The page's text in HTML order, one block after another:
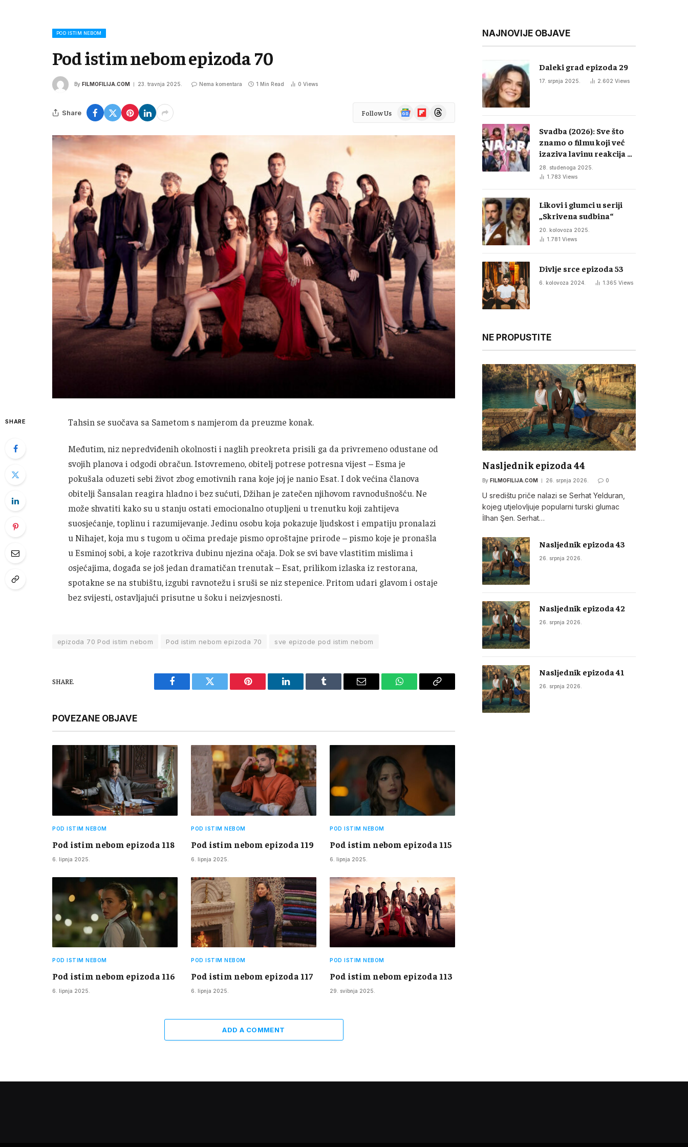
POD ISTIM NEBOM
Pod istim nebom epizoda 70
By FILMOFILIJA.COM 23. travnja 2025. Nema komentara 1 Min Read 0 Views
Share Follow Us
Google
News
FlipboardThreads
SHARE Tahsin se suočava sa Sametom s namjerom da preuzme konak.
Međutim, niz nepredviđenih okolnosti i naglih preokreta prisili ga da privremeno odustane od
svojih planova i odgodi obračun. Istovremeno, obitelj potrese potresna vijest – Esma je
pokušala oduzeti sebi život zbog emotivnih rana koje joj je nanio Esat. I dok većina članova
obitelji Šansalan reagira hladno i bez sućuti, Džihan je zatečen njihovom ravnodušnošću. Ne
može shvatiti kako su u stanju ostati emocionalno otupljeni u trenutku koji zahtijeva
suosjećanje, toplinu i razumijevanje. Jedinu osobu koja pokazuje ljudskost i empatiju pronalazi
u Nihajet, koja mu s tugom u očima predaje pismo oproštajne prirode – pismo koje je pronašla
u Esminoj sobi, a koje razotkriva dubinu njezina očaja. Dok se svi bave vlastitim mislima i
osjećajima, događa se još jedan dramatičan trenutak – Esat, prilikom izlaska iz restorana,
spotakne se na stubištu, izgubi ravnotežu i sruši se niz stepenice. Pritom udari glavom i ostaje
bez svijesti, ostavljajući prisutne u šoku i neizvjesnosti.
epizoda 70 Pod istim nebom Pod istim nebom epizoda 70 sve epizode pod istim nebom
SHARE.
Facebook Twitter Pinterest LinkedIn Tumblr Email WhatsAppCopy
POVEZANE OBJAVE
POD ISTIM NEBOM
Pod istim nebom epizoda 118
6. lipnja 2025.
POD ISTIM NEBOM
Pod istim nebom epizoda 119
6. lipnja 2025.
POD ISTIM NEBOM
Pod istim nebom epizoda 115
6. lipnja 2025.
POD ISTIM NEBOM
Pod istim nebom epizoda 116
6. lipnja 2025.
POD ISTIM NEBOM
Pod istim nebom epizoda 117
6. lipnja 2025.
POD ISTIM NEBOM
Pod istim nebom epizoda 113
29. svibnja 2025.
ADD A COMMENT
NAJNOVIJE OBJAVE
Daleki grad epizoda 29
17. srpnja 2025. 2.602 Views
Svadba (2026): Sve što
znamo o filmu koji već
izaziva lavinu reakcija u
regiji
28. studenoga 2025.
1.783 Views
Likovi i glumci u seriji
„Skrivena sudbina“
20. kolovoza 2025.
1.781 Views
Divlje srce epizoda 53
6. kolovoza 2024. 1.365 Views
NE PROPUSTITE
Nasljednik epizoda 44
By FILMOFILIJA.COM 26. srpnja 2026. 0
U središtu priče nalazi se Serhat Yelduran,
kojeg utjelovljuje popularni turski glumac
İlhan Şen. Serhat…
Nasljednik epizoda 43
26. srpnja 2026.
Nasljednik epizoda 42
26. srpnja 2026.
Nasljednik epizoda 41
26. srpnja 2026.